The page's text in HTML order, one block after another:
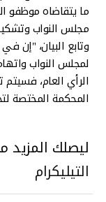
ما يتقاضاه موظفو
مجلس النواب وتشكيلاته رقم
وتابع البيان، "إن
لمجلس النواب
الرأي العام،
المحكمة المختصة
ليصلك المزيد
التيليكرام